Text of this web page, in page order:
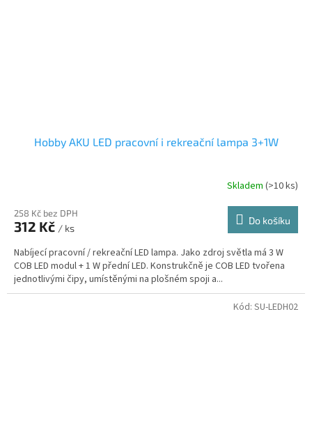
Hobby AKU LED pracovní i rekreační lampa 3+1W
Skladem (>10 ks)
258 Kč bez DPH
312 Kč / ks
Do košíku
Nabíjecí pracovní / rekreační LED lampa. Jako zdroj světla má 3 W
COB LED modul + 1 W přední LED. Konstrukčně je COB LED tvořena
jednotlivými čipy, umístěnými na plošném spoji a...
Kód: SU-LEDH02